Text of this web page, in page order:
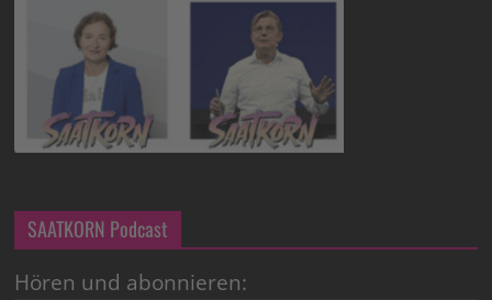
SAATKORN Podcast
Hören und abonnieren: